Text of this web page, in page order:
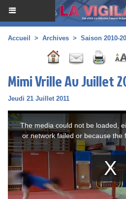
Accueil > Archives > Saison 2010-
Mimi Vrille Av Juillet
Jeudi 21 Juillet 2011